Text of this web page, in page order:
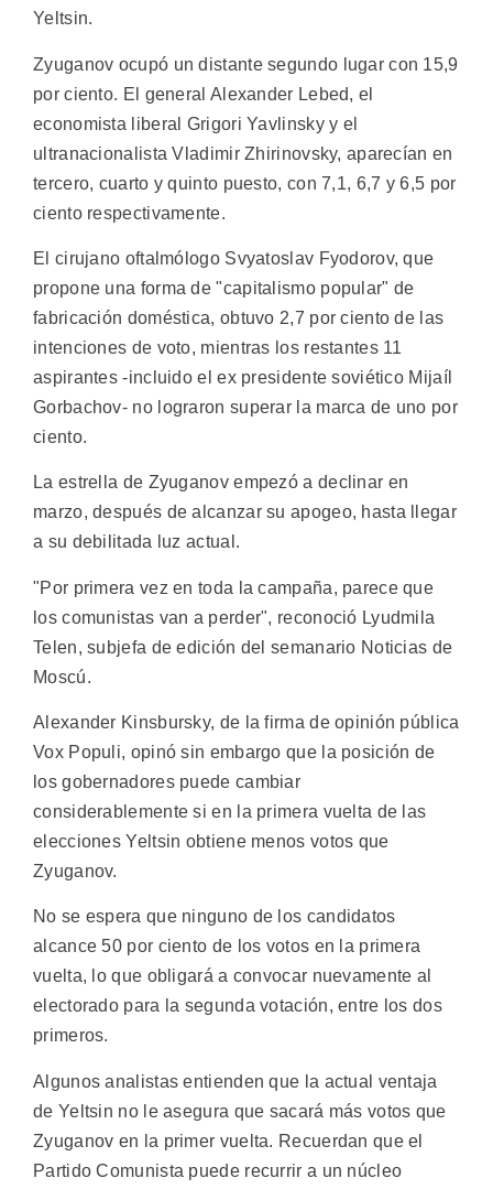
Yeltsin.
Zyuganov ocupó un distante segundo lugar con 15,9
por ciento. El general Alexander Lebed, el
economista liberal Grigori Yavlinsky y el
ultranacionalista Vladimir Zhirinovsky, aparecían en
tercero, cuarto y quinto puesto, con 7,1, 6,7 y 6,5 por
ciento respectivamente.
El cirujano oftalmólogo Svyatoslav Fyodorov, que
propone una forma de "capitalismo popular" de
fabricación doméstica, obtuvo 2,7 por ciento de las
intenciones de voto, mientras los restantes 11
aspirantes -incluido el ex presidente soviético Mijaíl
Gorbachov- no lograron superar la marca de uno por
ciento.
La estrella de Zyuganov empezó a declinar en
marzo, después de alcanzar su apogeo, hasta llegar
a su debilitada luz actual.
"Por primera vez en toda la campaña, parece que
los comunistas van a perder", reconoció Lyudmila
Telen, subjefa de edición del semanario Noticias de
Moscú.
Alexander Kinsbursky, de la firma de opinión pública
Vox Populi, opinó sin embargo que la posición de
los gobernadores puede cambiar
considerablemente si en la primera vuelta de las
elecciones Yeltsin obtiene menos votos que
Zyuganov.
No se espera que ninguno de los candidatos
alcance 50 por ciento de los votos en la primera
vuelta, lo que obligará a convocar nuevamente al
electorado para la segunda votación, entre los dos
primeros.
Algunos analistas entienden que la actual ventaja
de Yeltsin no le asegura que sacará más votos que
Zyuganov en la primer vuelta. Recuerdan que el
Partido Comunista puede recurrir a un núcleo